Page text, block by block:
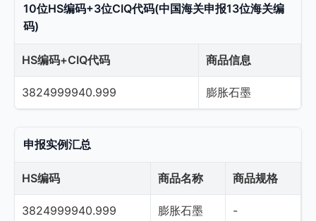
10位HS编码+3位CIQ代码(中国海关申报13位海关编
码)
HS编码+CIQ代码 商品信息
3824999940.999 膨胀石墨
申报实例汇总
HS编码 商品名称 商品规格
3824999940.999 膨胀石墨 -